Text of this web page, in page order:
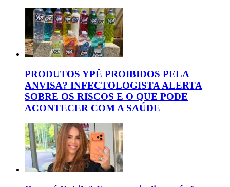
PRODUTOS YPÊ PROIBIDOS PELA
ANVISA? INFECTOLOGISTA ALERTA
SOBRE OS RISCOS E O QUE PODE
ACONTECER COM A SAÚDE